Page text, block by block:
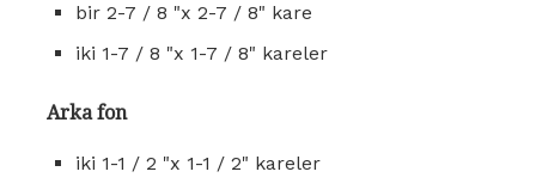
bir 2-7 / 8 "x 2-7 / 8" kare
iki 1-7 / 8 "x 1-7 / 8" kareler
Arka fon
iki 1-1 / 2 "x 1-1 / 2" kareler